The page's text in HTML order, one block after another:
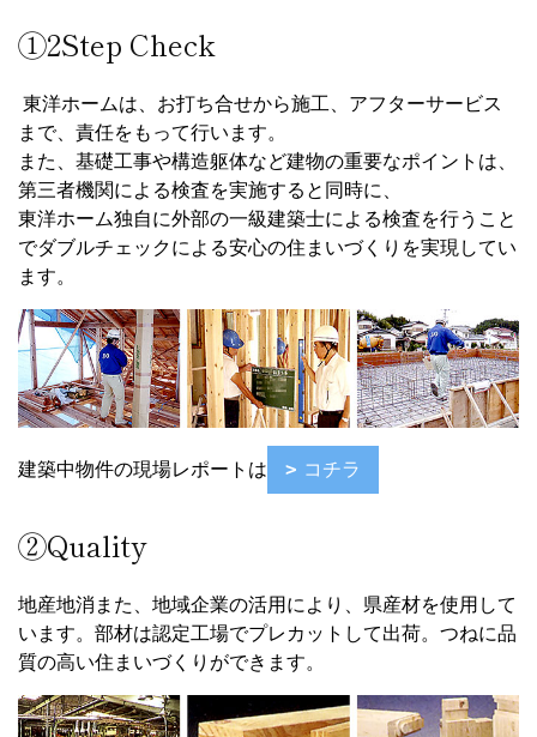
①2Step Check
東洋ホームは、お打ち合せから施工、アフターサービス
まで、責任をもって行います。
また、基礎工事や構造躯体など建物の重要なポイントは、
第三者機関による検査を実施すると同時に、
東洋ホーム独自に外部の一級建築士による検査を行うこと
でダブルチェックによる安心の住まいづくりを実現してい
ます。
建築中物件の現場レポートは コチラ
②Quality
地産地消また、地域企業の活用により、県産材を使用して
います。部材は認定工場でプレカットして出荷。つねに品
質の高い住まいづくりができます。